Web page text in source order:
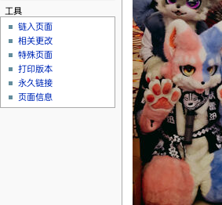
工具
链入页面
相关更改
特殊页面
打印版本
永久链接
页面信息